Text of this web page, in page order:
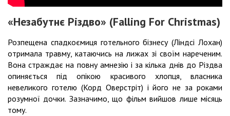
«Незабутнє Різдво» (Falling For Christmas)
Розпещена спадкоємиця готельного бізнесу (Ліндсі Лохан)
отримала травму, катаючись на лижах зі своїм нареченим.
Вона страждає на повну амнезію і за кілька днів до Різдва
опиняється під опікою красивого хлопця, власника
невеликого готелю (Корд Оверстріт) і його не за роками
розумної дочки. Зазначимо, що фільм вийшов лише місяць
тому.